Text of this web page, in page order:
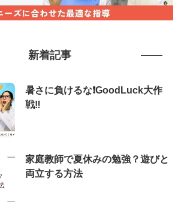
新着記事
暑さに負けるな❗️GoodLuck大作
戦‼️
家庭教師で夏休みの勉強？遊びと
両立する方法